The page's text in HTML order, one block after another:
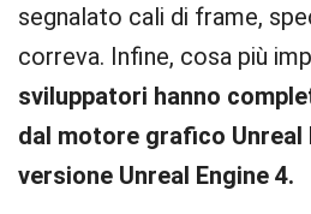
segnalato cali di frame,
correva. Infine, cosa più
sviluppatori hanno
dal motore grafico Unreal
versione Unreal Engine 4.